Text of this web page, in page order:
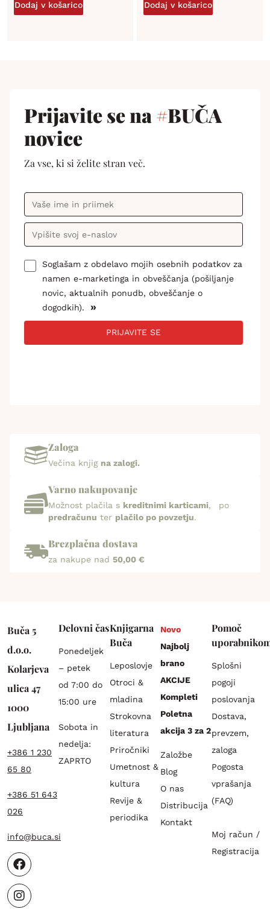
Dodaj v košarico Dodaj v košarico
Prijavite se na#BUČA
novice
Za vse, ki si želite stran več.
Soglašam z obdelavo mojih osebnih podatkov za
namen e-marketinga in obveščanja (pošiljanje
novic, aktualnih ponudb, obveščanje o
dogodkih).
»
PRIJAVITE SE
Zaloga
Večina knjig na zalogi.
Varno nakupovanje
Možnost plačila s kreditnimi karticami, po
predračunu ter plačilo po povzetju.
Brezplačna dostava
za nakupe nad 50,00 €
Buča 5
d.o.o.
Kolarjeva
ulica 47
1000
Ljubljana
+386 1 230
65 80
+386 51 643
026
info@buca.si
Delovni čas
Ponedeljek
– petek
od 7:00 do
15:00 ure
Sobota in
nedelja:
ZAPRTO
Knjigarna
Buča
Leposlovje
Otroci &
mladina
Strokovna
literatura
Priročniki
Umetnost &
kultura
Revije &
periodika
Novo
Najbolj
brano
AKCIJE
Kompleti
Poletna
akcija 3 za 2
Založbe
Blog
O nas
Distribucija
Kontakt
Pomoč
Splošni
pogoji
poslovanja
Dostava,
prevzem,
zaloga
Pogosta
vprašanja
(FAQ)
Moj račun /
Registracija